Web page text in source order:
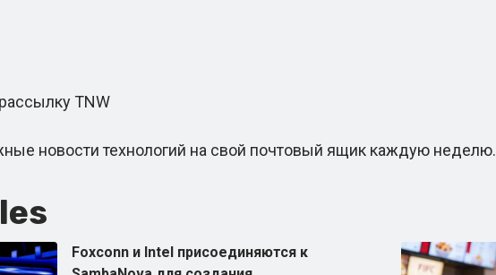
TNW
новости технологий на свой почтовый ящик каждую неделю.
Foxconn и Intel присоединяются к